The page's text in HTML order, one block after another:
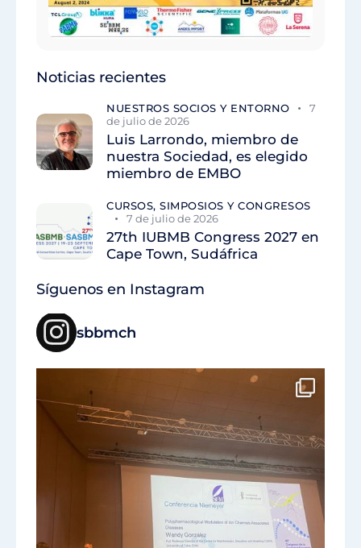
Noticias recientes
NUESTROS SOCIOS Y ENTORNO
7
de julio de 2026
Luis Larrondo, miembro de
nuestra Sociedad, es elegido
miembro de EMBO
CURSOS, SIMPOSIOS Y CONGRESOS
7 de julio de 2026
27th IUBMB Congress 2027 en
Cape Town, Sudáfrica
Síguenos en Instagram
sbbmch